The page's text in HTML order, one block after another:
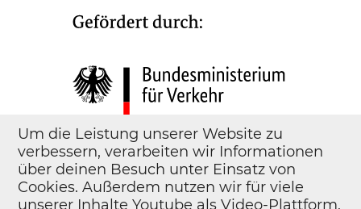
Um die Leistung unserer Website zu
verbessern, verarbeiten wir Informationen
über deinen Besuch unter Einsatz von
Cookies. Außerdem nutzen wir für viele
unserer Inhalte Youtube als Video-Plattform.